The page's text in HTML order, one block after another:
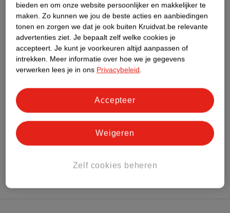
Dit product heeft (nog) geen Nature
Impact Score.
Meer informatie
Bestel & Bezorginformatie
Bekijk ook
Meer Alle Doucheschuim
bieden en om onze website persoonlijker en makkelijker te
maken. Zo kunnen we jou de beste acties en aanbiedingen
tonen en zorgen we dat je ook buiten Kruidvat.be relevante
advertenties ziet. Je bepaalt zelf welke cookies je
accepteert. Je kunt je voorkeuren altijd aanpassen of
intrekken. Meer informatie over hoe we je gegevens
verwerken lees je in ons Privacybeleid.
Zelf cookies beheren
Weigeren
Accepteer